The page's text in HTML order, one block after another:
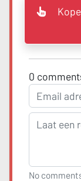
0
No